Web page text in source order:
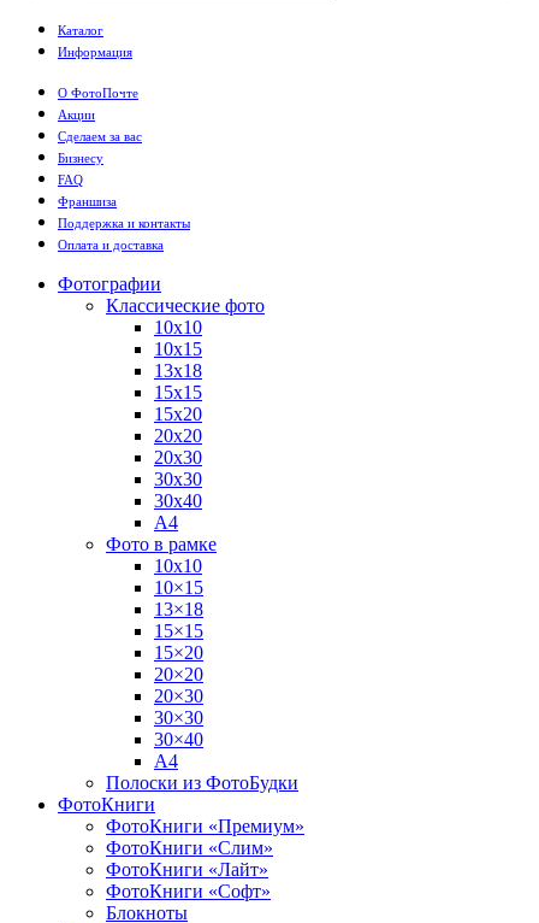
Каталог
Информация
О ФотоПочте
Акции
Сделаем за вас
Бизнесу
FAQ
Франшиза
Поддержка и контакты
Оплата и доставка
Фотографии
Классические фото
10х10
10х15
13х18
15х15
15х20
20х20
20х30
30х30
30х40
А4
Фото в рамке
10х10
10×15
13×18
15×15
15×20
20×20
20×30
30×30
30×40
A4
Полоски из ФотоБудки
ФотоКниги
ФотоКниги «Премиум»
ФотоКниги «Слим»
ФотоКниги «Лайт»
ФотоКниги «Софт»
Блокноты